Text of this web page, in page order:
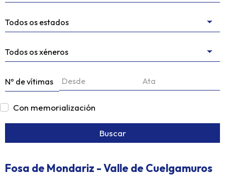
Nº de vítimas
Con memorialización
Buscar
Fosa de Mondariz - Valle de Cuelgamuros